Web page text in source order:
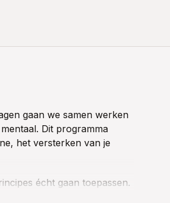
gaan we samen werken
Dit programma
het versterken van je
écht gaan toepassen.
rust te vinden en een